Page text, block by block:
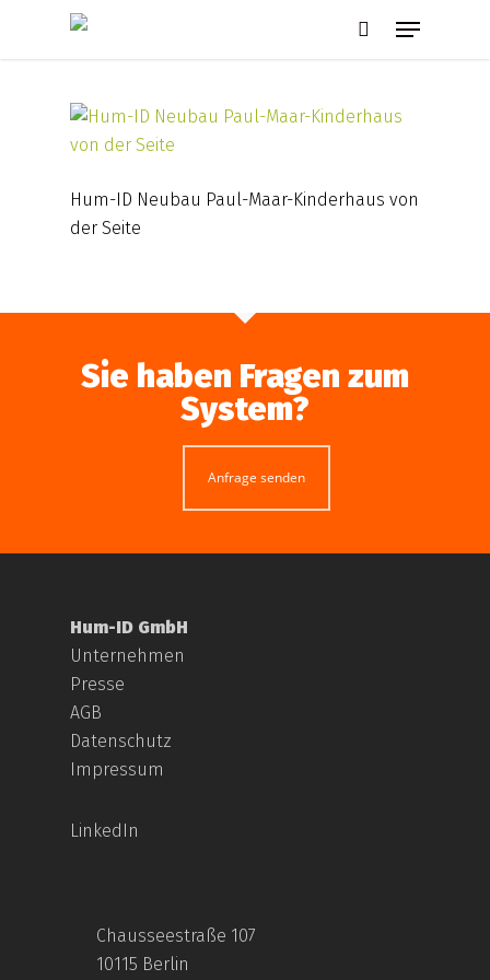
Menu
Hum-ID Neubau Paul-Maar-Kinderhaus von
der Seite
Sie haben Fragen zum
System?
Anfrage senden
Hum-ID GmbH
Unternehmen
Presse
AGB
Datenschutz
Impressum
LinkedIn
Chausseestraße 107
10115 Berlin